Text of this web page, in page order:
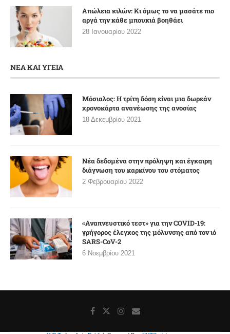
Απώλεια κιλών: Κι όμως το να μασάτε πιο
αργά την κάθε μπουκιά βοηθάει
28 Ιανουαρίου 2022
ΝΕΑ ΚΑΙ ΥΓΕΙΑ
Μόσιαλος: Η τρίτη δόση είναι μια δωρεάν
χρονοκάρτα ανανέωσης της ανοσίας
18 Δεκεμβρίου 2021
Νέα δεδομένα στην πρόληψη και έγκαιρη
διάγνωση του καρκίνου του στόματος
2 Φεβρουαρίου 2022
«Αναπνευστικό τεστ» για την COVID-19:
γρήγορος έλεγχος της μόλυνσης από τον ιό
SARS-CoV-2
6 Νοεμβρίου 2021